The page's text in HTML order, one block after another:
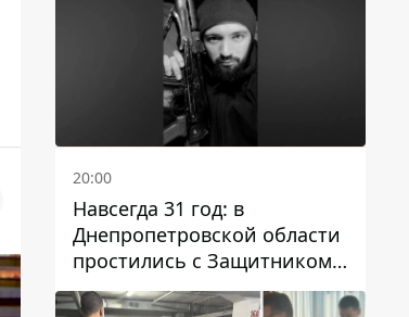
20:00
Навсегда 31 год: в
Днепропетровской области
простились с Защитником
Александром Репиным